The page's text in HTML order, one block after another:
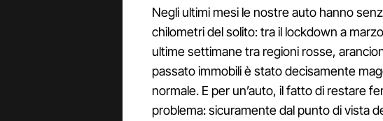
Negli ultimi mesi le nostre auto hanno
chilometri del solito: tra il lockdown a
ultime settimane tra regioni rosse,
passato immobili è stato decisamente
normale. E per un’auto, il fatto di restare
problema: sicuramente dal punto di vista